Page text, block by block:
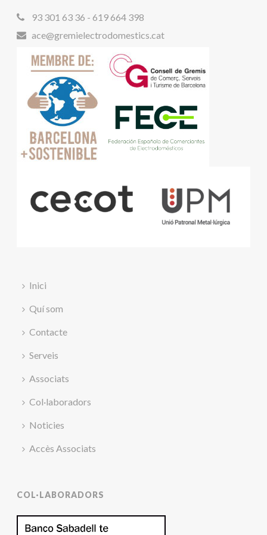
93 301 63 36 - 619 664 398
ace@gremielectrodomestics.cat
Inici
Quí som
Contacte
Serveis
Associats
Col·laboradors
Noticies
Accès Associats
COL·LABORADORS